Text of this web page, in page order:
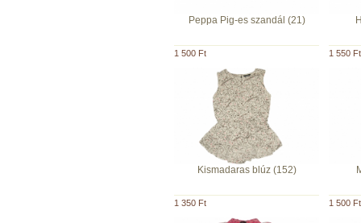
Peppa Pig-es szandál (21)
1 500 Ft 1 550 Ft
Kismadaras blúz (152)
1 350 Ft 1 500 Ft